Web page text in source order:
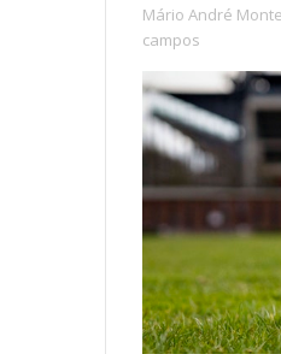
Mário André
campos